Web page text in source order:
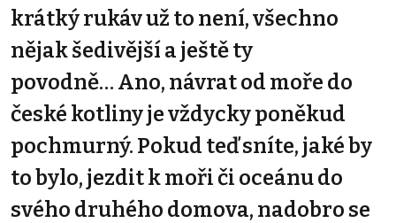
krátký rukáv už to není, všechno
nějak šedivější a ještě ty
povodně… Ano, návrat od moře do
české kotliny je vždycky poněkud
pochmurný. Pokud teď sníte, jaké by
to bylo, jezdit k moři či oceánu do
svého druhého domova, nadobro se